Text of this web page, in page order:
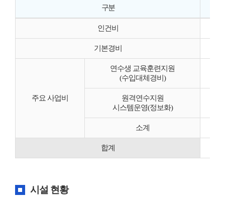
구분
인건비
기본경비
주요 사업비
연수생 교육훈련지원
(수입대체경비)
원격연수지원
시스템운영(정보화)
소계
합계
시설 현황